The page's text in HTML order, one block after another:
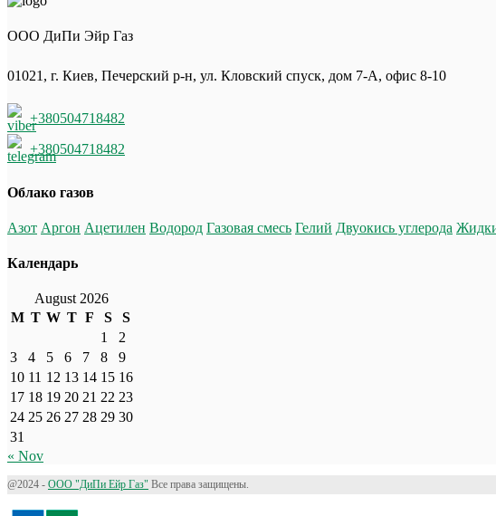
ООО ДиПи Эйр Газ
01021, г. Киев, Печерский р-н, ул. Кловский спуск, дом 7-А, офис 8-10
+380504718482
+380504718482
Облако газов
Азот Аргон Ацетилен Водород Газовая смесь Гелий Двуокись углерода
Календарь
August 2026
M T W T F S
S
1
2
3
4 5 6 7 8
9
10 11 12 13 14 15 16
17 18 19 20 21 22 23
24 25 26 27 28 29 30
31
« Nov
@2024 - ООО "ДиПи Eйр Газ" Все права защищены.